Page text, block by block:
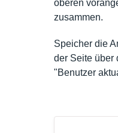
oberen
zusammen.
Speicher die
der Seite über
"Benutzer